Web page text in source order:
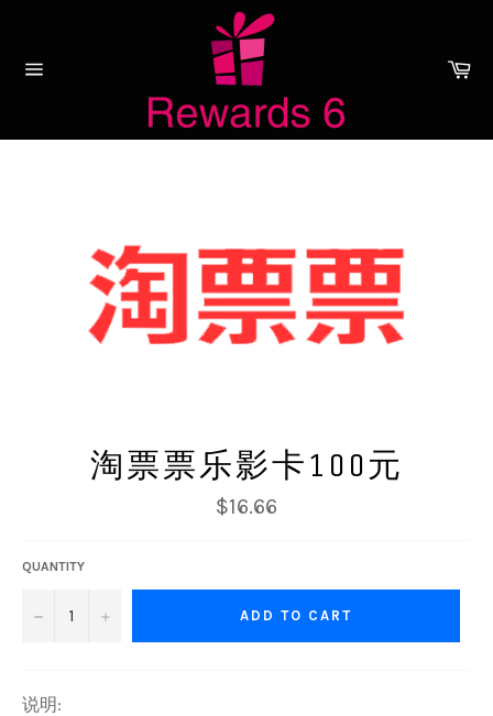
content
淘票票乐影卡100元
Regular
price
$16.66
QUANTITY
− + ADD TO CART
说明: